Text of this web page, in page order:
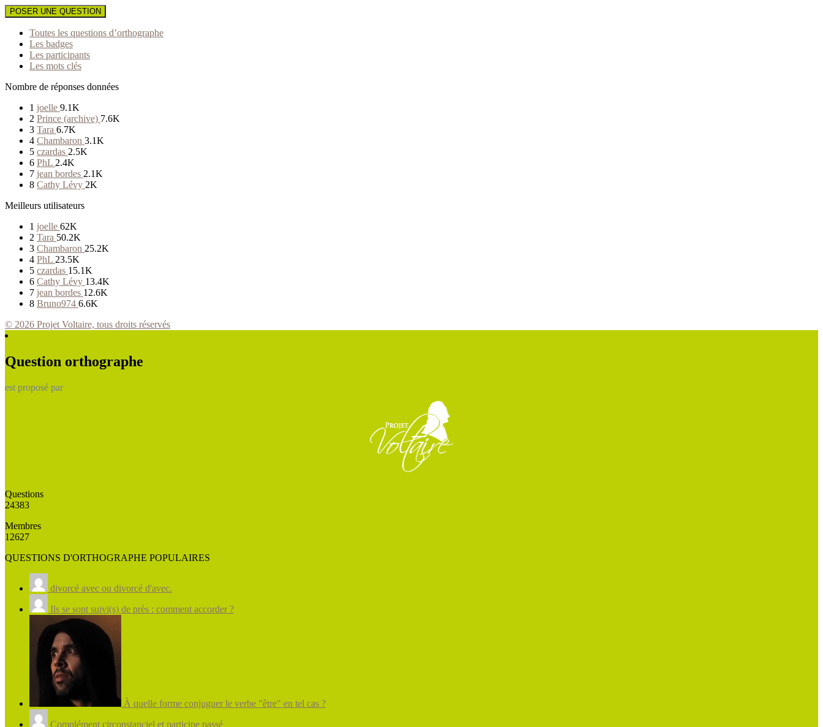
POSER UNE QUESTION
Toutes les questions d’orthographe
Les badges
Les participants
Les mots clés
Nombre de réponses données
1 joelle 9.1K
2 Prince (archive) 7.6K
3 Tara 6.7K
4 Chambaron 3.1K
5 czardas 2.5K
6 PhL 2.4K
7 jean bordes 2.1K
8 Cathy Lévy 2K
Meilleurs utilisateurs
1 joelle 62K
2 Tara 50.2K
3 Chambaron 25.2K
4 PhL 23.5K
5 czardas 15.1K
6 Cathy Lévy 13.4K
7 jean bordes 12.6K
8 Bruno974 6.6K
© 2026 Projet Voltaire, tous droits réservés
Question orthographe
est proposé par
Questions
24383
Membres
12627
QUESTIONS D'ORTHOGRAPHE POPULAIRES
divorcé avec ou divorcé d'avec.
Ils se sont suivi(s) de près : comment accorder ?
À quelle forme conjuguer le verbe "être" en tel cas ?
Complément circonstanciel et participe passé